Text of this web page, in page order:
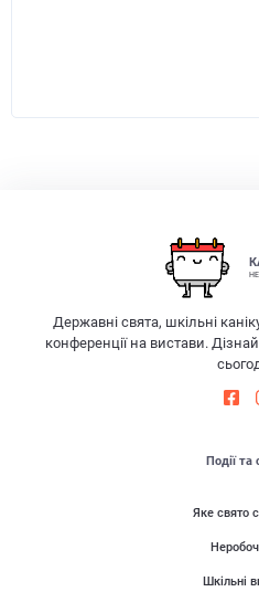
Державні свята, шкільні
конференції на вистави.
Події та
Яке свято
Шкільні